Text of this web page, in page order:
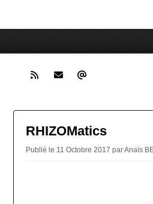
RHIZOMatics
Publié le 11 Octobre 2017 par Anaïs